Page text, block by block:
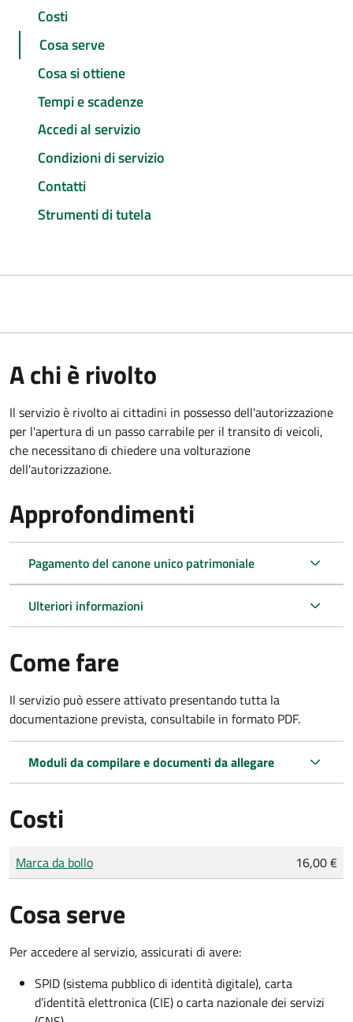
Costi
Cosa serve
Cosa si ottiene
Tempi e scadenze
Accedi al servizio
Condizioni di servizio
Contatti
Strumenti di tutela
A chi è rivolto
Il servizio è rivolto ai cittadini in possesso dell'autorizzazione
per l'apertura di un passo carrabile per il transito di veicoli,
che necessitano di chiedere una volturazione
dell'autorizzazione.
Approfondimenti
Pagamento del canone unico patrimoniale
Ulteriori informazioni
Come fare
Il servizio può essere attivato presentando tutta la
documentazione prevista, consultabile in formato PDF.
Moduli da compilare e documenti da allegare
Costi
Tipo di pagamento
Importo
Marca da bollo 16,00 €
Cosa serve
Per accedere al servizio, assicurati di avere:
SPID (sistema pubblico di identità digitale), carta
d’identità elettronica (CIE) o carta nazionale dei servizi